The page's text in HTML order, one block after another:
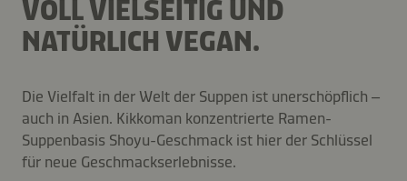
VOLL VIELSEITIG UND
NATÜRLICH VEGAN.
Die Vielfalt in der Welt der Suppen ist unerschöpflich –
auch in Asien. Kikkoman konzentrierte Ramen-
Suppenbasis Shoyu-Geschmack ist hier der Schlüssel
für neue Geschmackserlebnisse.